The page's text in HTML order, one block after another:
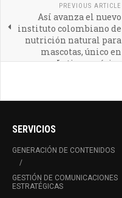
PREVIOUS ARTICLE
Así avanza el nuevo
instituto colombiano de
nutrición natural para
mascotas, único en
Latinoamérica
SERVICIOS
GENERACIÓN DE CONTENIDOS
GESTIÓN DE COMUNICACIONES
ESTRATÉGICAS